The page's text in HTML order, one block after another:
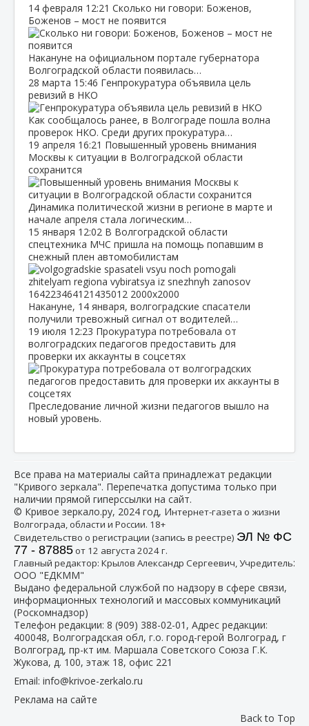
14 февраля 12:21 Сколько ни говори: Боженов,
Боженов – мост не появится
Накануне на официальном портале губернатора
Волгоградской области появилась…
28 марта 15:46 Генпрокуратура объявила цель
ревизий в НКО
Как сообщалось ранее, в Волгограде пошла волна
проверок НКО. Среди других прокуратура…
19 апреля 16:21 Повышенный уровень внимания
Москвы к ситуации в Волгоградской области
сохранится
Динамика политической жизни в регионе в марте и
начале апреля стала логическим…
15 января 12:02 В Волгоградской области
спецтехника МЧС пришла на помощь попавшим в
снежный плен автомобилистам
Накануне, 14 января, волгоградские спасатели
получили тревожный сигнал от водителей…
19 июля 12:23 Прокуратура потребовала от
волгоградских педагогов предоставить для
проверки их аккаунты в соцсетях
Преследование личной жизни педагогов вышло на
новый уровень.
Все права на материалы сайта принадлежат редакции
"Кривого зеркала". Перепечатка допустима только при
наличии прямой гиперссылки на сайт.
© Кривое зеркало.ру, 2024 год, Интернет-газета о жизни
Волгограда, области и России. 18+
Свидетельство о регистрации (запись в реестре) ЭЛ № ФС
77 - 87885от 12 августа 2024 г.
Главный редактор: Крылов Александр Сергеевич, Учредитель:
ООО "ЕДКММ"
Выдано федеральной службой по надзору в сфере связи,
информационных технологий и массовых коммуникаций
(Роскомнадзор)
Телефон редакции: 8 (909) 388-02-01 , Адрес редакции:
400048, Волгоградская обл, г.о. город-герой Волгоград, г
Волгоград, пр-кт им. Маршала Советского Союза Г.К.
Жукова, д. 100, этаж 18, офис 221
Email: info@krivoe-zerkalo.ru
Реклама на сайте
Back to Top